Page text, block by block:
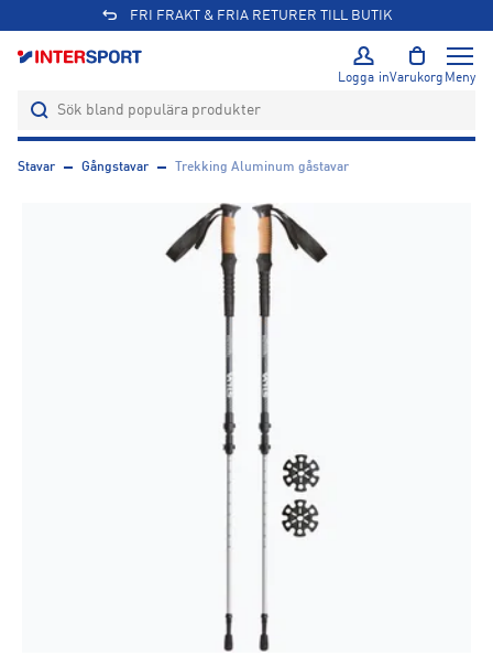
FRI FRAKT & FRIA RETURER TILL BUTIK
Logga inVarukorg Meny
Stavar Gångstavar Trekking Aluminum gåstavar